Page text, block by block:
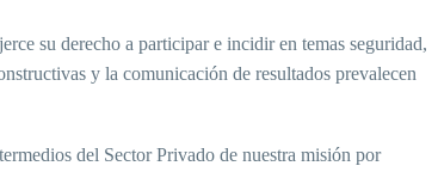
su derecho a participar e incidir en temas seguridad,
y la comunicación de resultados prevalecen
del Sector Privado de nuestra misión por